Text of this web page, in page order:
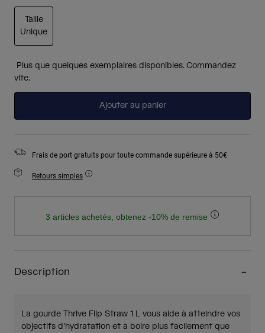
Taille
Unique
Plus que quelques exemplaires disponibles. Commandez
vite.
Ajouter au panier
Frais de port gratuits pour toute commande supérieure à 50€
Retours simples
3 articles achetés, obtenez -10% de remise
Description
La gourde Thrive Flip Straw 1 L vous aide à atteindre vos
objectifs d'hydratation et à boire plus facilement que